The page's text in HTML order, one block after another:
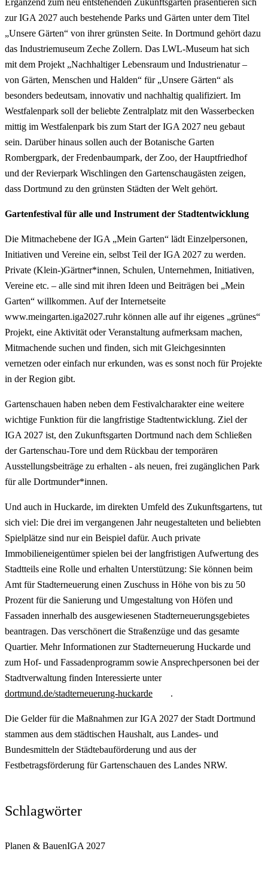
zur IGA 2027 auch bestehende Parks und Gärten unter dem Titel
„Unsere Gärten“ von ihrer grünsten Seite. In Dortmund gehört dazu
das Industriemuseum Zeche Zollern. Das LWL-Museum hat sich
mit dem Projekt „Nachhaltiger Lebensraum und Industrienatur –
von Gärten, Menschen und Halden“ für „Unsere Gärten“ als
besonders bedeutsam, innovativ und nachhaltig qualifiziert. Im
Westfalenpark soll der beliebte Zentralplatz mit den Wasserbecken
mittig im Westfalenpark bis zum Start der IGA 2027 neu gebaut
sein. Darüber hinaus sollen auch der Botanische Garten
Rombergpark, der Fredenbaumpark, der Zoo, der Hauptfriedhof
und der Revierpark Wischlingen den Gartenschaugästen zeigen,
dass Dortmund zu den grünsten Städten der Welt gehört.
Gartenfestival für alle und Instrument der Stadtentwicklung
Die Mitmachebene der IGA „Mein Garten“ lädt Einzelpersonen,
Initiativen und Vereine ein, selbst Teil der IGA 2027 zu werden.
Private (Klein-)Gärtner*innen, Schulen, Unternehmen, Initiativen,
Vereine etc. – alle sind mit ihren Ideen und Beiträgen bei „Mein
Garten“ willkommen. Auf der Internetseite
www.meingarten.iga2027.ruhr können alle auf ihr eigenes „grünes“
Projekt, eine Aktivität oder Veranstaltung aufmerksam machen,
Mitmachende suchen und finden, sich mit Gleichgesinnten
vernetzen oder einfach nur erkunden, was es sonst noch für Projekte
in der Region gibt.
Gartenschauen haben neben dem Festivalcharakter eine weitere
wichtige Funktion für die langfristige Stadtentwicklung. Ziel der
IGA 2027 ist, den Zukunftsgarten Dortmund nach dem Schließen
der Gartenschau-Tore und dem Rückbau der temporären
Ausstellungsbeiträge zu erhalten - als neuen, frei zugänglichen Park
für alle Dortmunder*innen.
Und auch in Huckarde, im direkten Umfeld des Zukunftsgartens, tut
sich viel: Die drei im vergangenen Jahr neugestalteten und beliebten
Spielplätze sind nur ein Beispiel dafür. Auch private
Immobilieneigentümer spielen bei der langfristigen Aufwertung des
Stadtteils eine Rolle und erhalten Unterstützung: Sie können beim
Amt für Stadterneuerung einen Zuschuss in Höhe von bis zu 50
Prozent für die Sanierung und Umgestaltung von Höfen und
Fassaden innerhalb des ausgewiesenen Stadterneuerungsgebietes
beantragen. Das verschönert die Straßenzüge und das gesamte
Quartier. Mehr Informationen zur Stadterneuerung Huckarde und
zum Hof- und Fassadenprogramm sowie Ansprechpersonen bei der
Stadtverwaltung finden Interessierte unter
dortmund.de/stadterneuerung-huckarde
.
Die Gelder für die Maßnahmen zur IGA 2027 der Stadt Dortmund
stammen aus dem städtischen Haushalt, aus Landes- und
Bundesmitteln der Städtebauförderung und aus der
Festbetragsförderung für Gartenschauen des Landes NRW.
Schlagwörter
Planen & BauenIGA 2027